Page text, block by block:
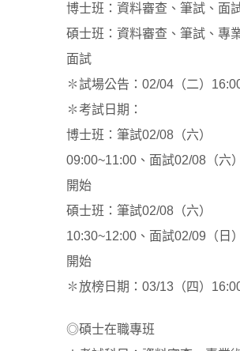
博士班：資料審查、筆試、面
碩士班：資料審查、筆試、專
面試
✽試場公告：02/04（二）
✽考試日期：
博士班：筆試02/08（六）
09:00~11:00、面試02/08（六
開始
碩士班：筆試02/08（六）
10:30~12:00、面試02/09（日
開始
✽放榜日期：03/13（四）
◎碩士在職專班